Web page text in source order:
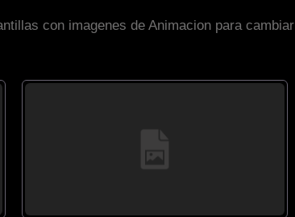
con imagenes de Animacion para cambiar